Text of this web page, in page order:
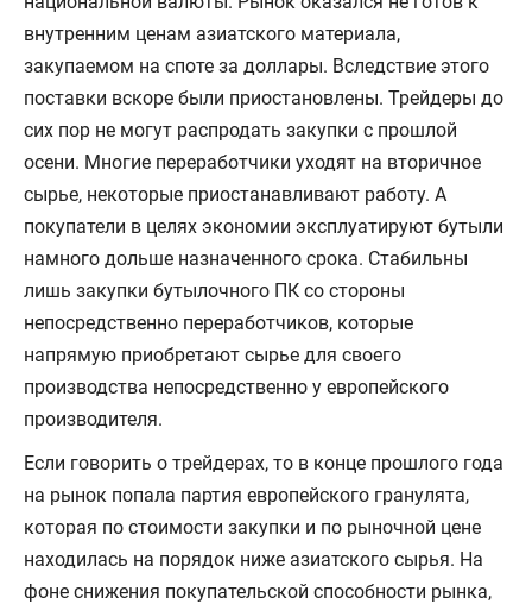
внутренним ценам азиатского материала,
закупаемом на споте за доллары. Вследствие этого
поставки вскоре были приостановлены. Трейдеры до
сих пор не могут распродать закупки с прошлой
осени. Многие переработчики уходят на вторичное
сырье, некоторые приостанавливают работу. А
покупатели в целях экономии эксплуатируют бутыли
намного дольше назначенного срока. Стабильны
лишь закупки бутылочного ПК со стороны
непосредственно переработчиков, которые
напрямую приобретают сырье для своего
производства непосредственно у европейского
производителя.
Если говорить о трейдерах, то в конце прошлого года
на рынок попала партия европейского гранулята,
которая по стоимости закупки и по рыночной цене
находилась на порядок ниже азиатского сырья. На
фоне снижения покупательской способности рынка,